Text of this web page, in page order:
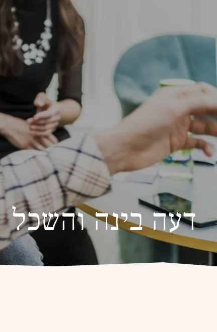
דעה בינה והשכל